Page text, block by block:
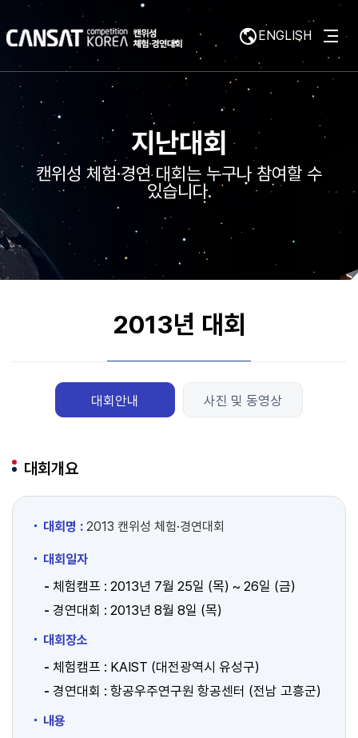
ENGLISH
지난대회
캔위성 체험·경연 대회는 누구나 참여할 수
있습니다.
2013년 대회
대회안내 사진 및 동영상
대회개요
대회명 : 2013 캔위성 체험·경연대회
대회일자
체험캠프 : 2013년 7월 25일 (목) ~ 26일 (금)
경연대회 : 2013년 8월 8일 (목)
대회장소
체험캠프 : KAIST (대전광역시 유성구)
경연대회 : 항공우주연구원 항공센터 (전남 고흥군)
내용